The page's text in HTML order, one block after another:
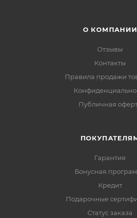
О КОМПАНИИ
Отзывы
Контакты
Правила продажи
Публичная
Гарантия
Бонусная
Кредит
Подарочные
Статус заказа